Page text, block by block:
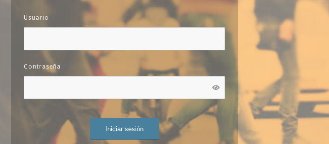
Usuario *
Contraseña *